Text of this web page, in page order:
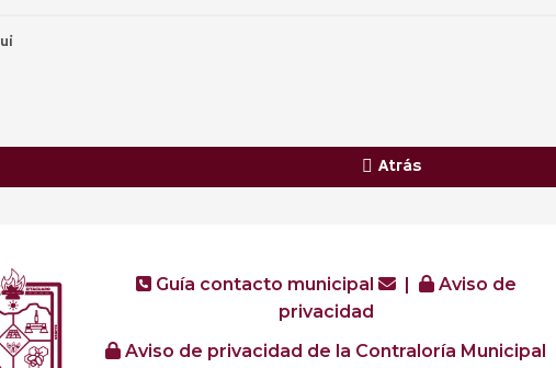
Atrás
Guía contacto municipal
Aviso de
privacidad
Aviso de privacidad de la Contraloría Municipal